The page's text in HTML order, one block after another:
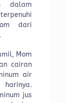
dalam
dari
Mom
cairan
air
jus